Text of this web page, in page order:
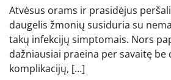
Atvėsus orams ir prasidėjus
daugelis žmonių susiduria su
takų infekcijų simptomais. Nors
dažniausiai praeina per savaitę be
komplikacijų, […]